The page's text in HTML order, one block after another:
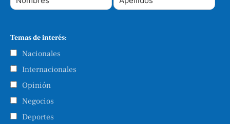
Temas de interés:
Nacionales
Internacionales
Opinión
Negocios
Deportes